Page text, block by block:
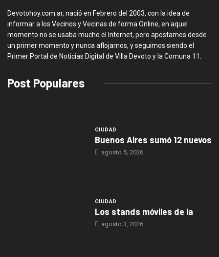
Devotohoy.com.ar, nació en Febrero del 2003, con la idea de
informar a los Vecinos y Vecinas de forma Online, en aquel
momento no se usaba mucho el Internet, pero apostamos desde
un primer momento y nunca aflojamos, y seguimos siendo el
Primer Portal de Noticias Digital de Villa Devoto y la Comuna 11.
Post Populares
CIUDAD
Buenos Aires sumó 12 nuevos
agosto 5, 2026
CIUDAD
Los stands móviles de la
agosto 3, 2026